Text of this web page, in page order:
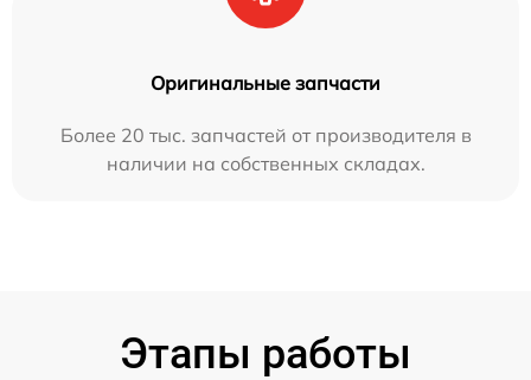
Оригинальные запчасти
Более 20 тыс. запчастей от производителя в
наличии на собственных складах.
Этапы работы